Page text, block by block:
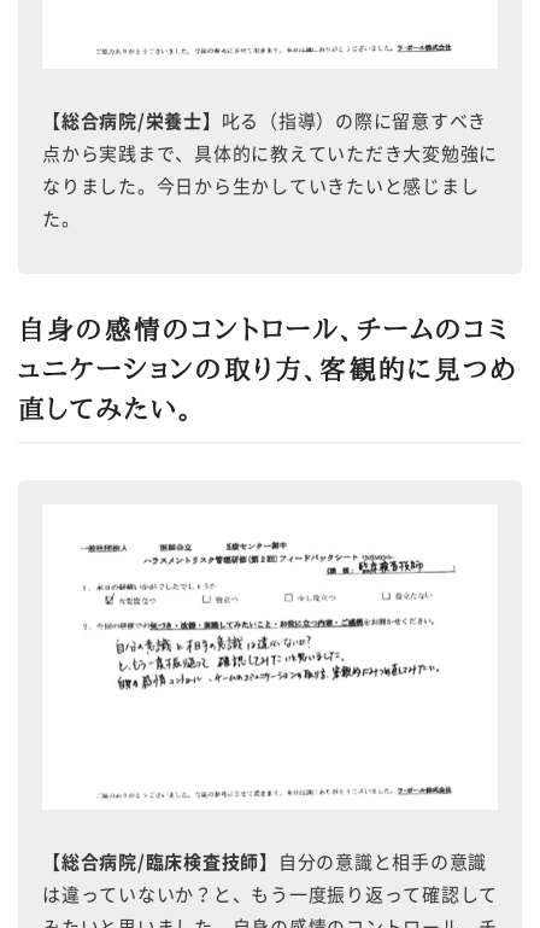
【総合病院/栄養士】 叱る（指導）の際に留意すべき
点から実践まで、具体的に教えていただき大変勉強に
なりました。今日から生かしていきたいと感じまし
た。
自身の感情のコントロール、チームのコミ
ュニケーションの取り方、客観的に見つめ
直してみたい。
【総合病院/臨床検査技師】 自分の意識と相手の意識
は違っていないか？と、もう一度振り返って確認して